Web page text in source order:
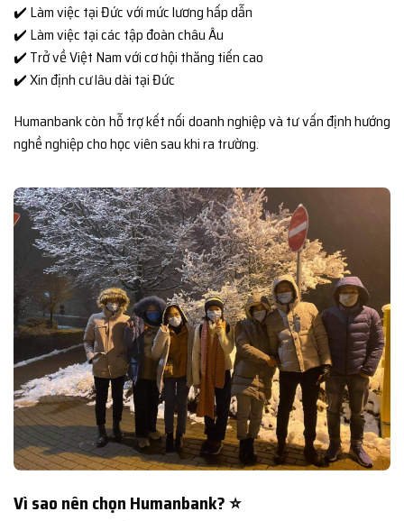
✔️ Làm việc tại Đức với mức lương hấp dẫn
✔️ Làm việc tại các tập đoàn châu Âu
✔️ Trở về Việt Nam với cơ hội thăng tiến cao
✔️ Xin định cư lâu dài tại Đức
Humanbank còn hỗ trợ kết nối doanh nghiệp và tư vấn định hướng
nghề nghiệp cho học viên sau khi ra trường.
Vì sao nên chọn Humanbank? ⭐